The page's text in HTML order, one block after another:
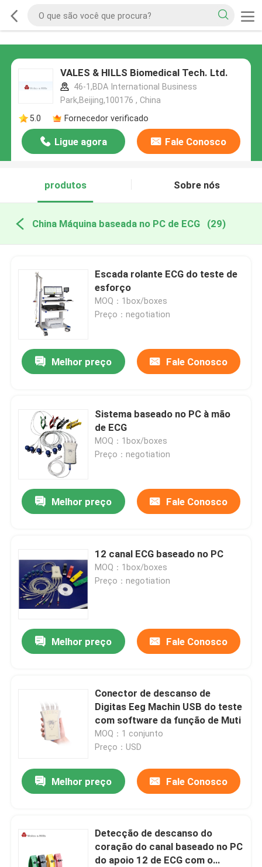
VALES & HILLS Biomedical Tech. Ltd.
46-1,BDA International Business
Park,Beijing,100176 , China
5.0
Fornecedor verificado
Ligue agora Fale Conosco
produtos Sobre nós
China Máquina baseada no PC de ECG (29)
Escada rolante ECG do teste de
esforço
MOQ：1box/boxes
Preço：negotiation
Melhor preço Fale Conosco
Sistema baseado no PC à mão
de ECG
MOQ：1box/boxes
Preço：negotiation
Melhor preço Fale Conosco
12 canal ECG baseado no PC
MOQ：1box/boxes
Preço：negotiation
Melhor preço Fale Conosco
Conector de descanso de
Digitas Eeg Machin USB do teste
com software da função de Muti
MOQ：1 conjunto
Preço：USD
Melhor preço Fale Conosco
Detecção de descanso do
coração do canal baseado no PC
do apoio 12 de ECG com o